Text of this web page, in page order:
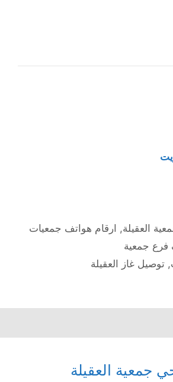
العقيلة, ارقام هواتف جمعيات
فرع جمعية
,توصيل غاز العقيلة
جمعية العقيلة